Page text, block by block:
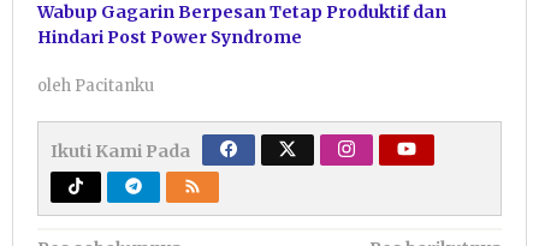
Wabup Gagarin Berpesan Tetap Produktif dan
Hindari Post Power Syndrome
oleh Pacitanku
Ikuti Kami Pada